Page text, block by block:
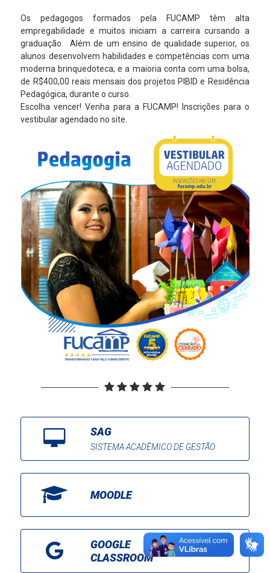
Os pedagogos formados pela FUCAMP têm alta
empregabilidade e muitos iniciam a carreira cursando a
graduação. Além de um ensino de qualidade superior, os
alunos desenvolvem habilidades e competências com uma
moderna brinquedoteca; e a maioria conta com uma bolsa,
de R$400,00 reais mensais dos projetos PIBID e Residência
Pedagógica, durante o curso.
Escolha vencer! Venha para a FUCAMP! Inscrições para o
vestibular agendado no site.
SAG
SISTEMA ACADÊMICO DE GESTÃO
MOODLE
GOOGLE
CLASSROOM